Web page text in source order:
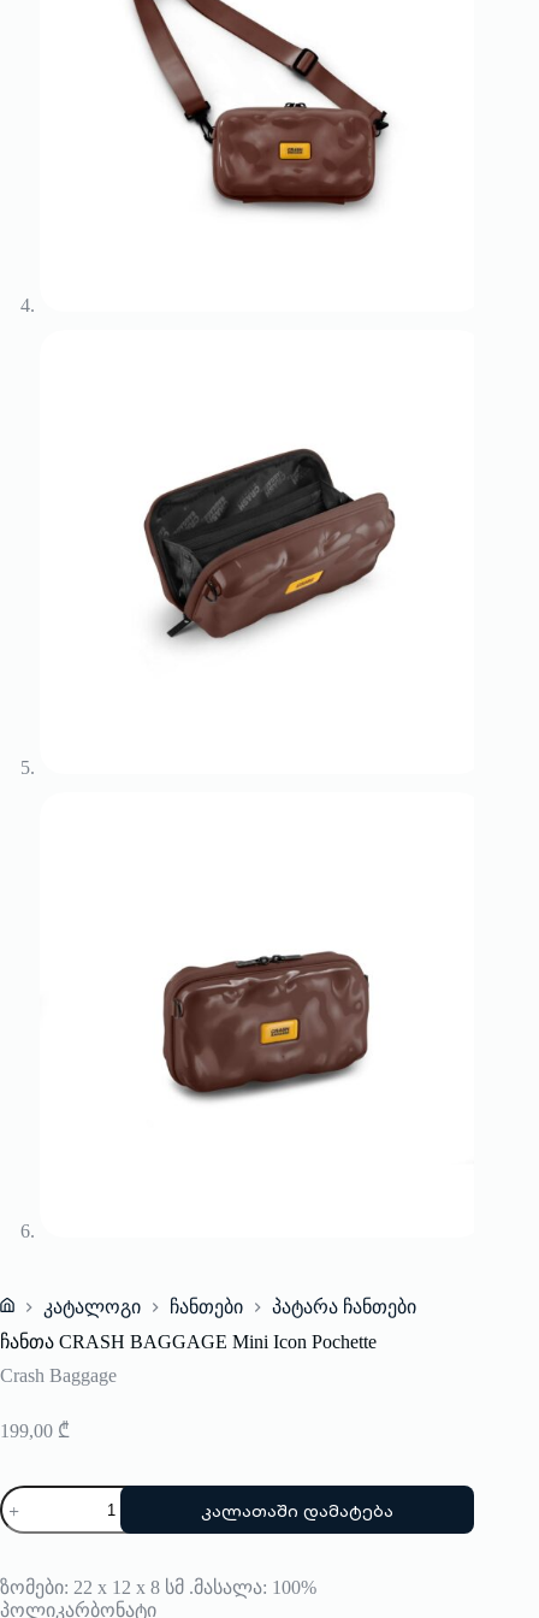
Home
კატალოგი ჩანთები
პატარა ჩანთები
ჩანთა CRASH BAGGAGE Mini Icon Pochette
Crash Baggage
199,00 ₾
რაოდენობა:
ჩანთა
CRASH
Mini
Icon
კალათაში დამატება
ზომები: 22 x 12 x 8 სმ .მასალა: 100%
პოლიკარბონატი